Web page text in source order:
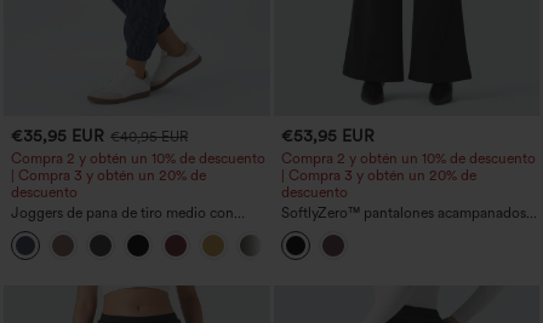
€35,95 EUR €40,95 EUR
Compra 2 y obtén un 10% de descuento
| Compra 3 y obtén un 20% de
descuento
Joggers de pana de tiro medio con
botón, cremallera y múltiples bolsillos
€53,95 EUR
Compra 2 y obtén un 10% de descuento
| Compra 3 y obtén un 20% de
descuento
SoftlyZero™ pantalones acampanados
de trabajo térmicos de felpa de talle alto
con bolsillos